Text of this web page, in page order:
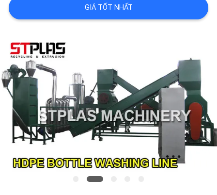
LƯỢNG
LIÊN
HỆ
CHÚNG
TÔI
YÊU
CẦU
BÁO
GIÁ
GIÁ TỐT NHẤT